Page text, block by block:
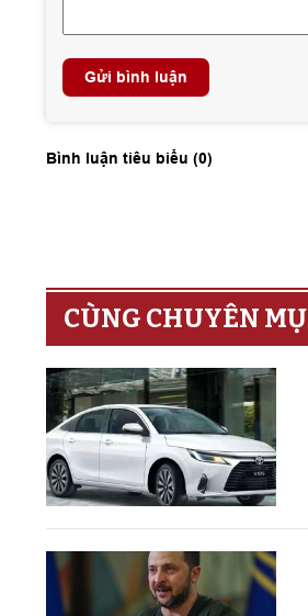
Gửi bình luận
Bình luận tiêu biểu (0)
CÙNG CHUYÊN